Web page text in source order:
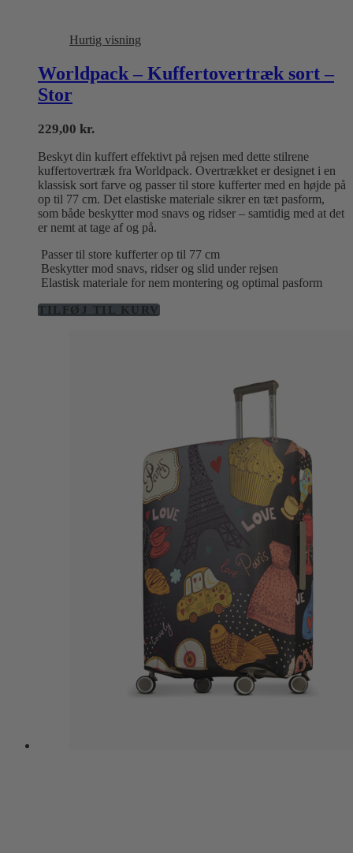
Hurtig visning
Worldpack – Kuffertovertræk sort –
Stor
229,00 kr.
Beskyt din kuffert effektivt på rejsen med dette stilrene
kuffertovertræk fra Worldpack. Overtrækket er designet i en
klassisk sort farve og passer til store kufferter med en højde på
op til 77 cm. Det elastiske materiale sikrer en tæt pasform,
som både beskytter mod snavs og ridser – samtidig med at det
er nemt at tage af og på.
Passer til store kufferter op til 77 cm
Beskytter mod snavs, ridser og slid under rejsen
Elastisk materiale for nem montering og optimal pasform
TILFØJ TIL KURV